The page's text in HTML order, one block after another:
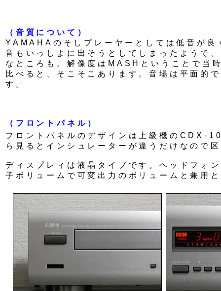
（音質について）
YAMAHAのそしプレーヤーとしては低音が良
音もいっしよに出そうとしてしまったようで
なところも。解像度はMASHということで当
比べると、そこそこあります。音場は平面的
す。
（フロントパネル）
フロントパネルのデザインは上級機のCDX-
ら見るとインシュレーターが違うだけなので
ディスプレィは液晶タイプです。ヘッドフォ
子ボリュームで可変出力のボリュームと兼用